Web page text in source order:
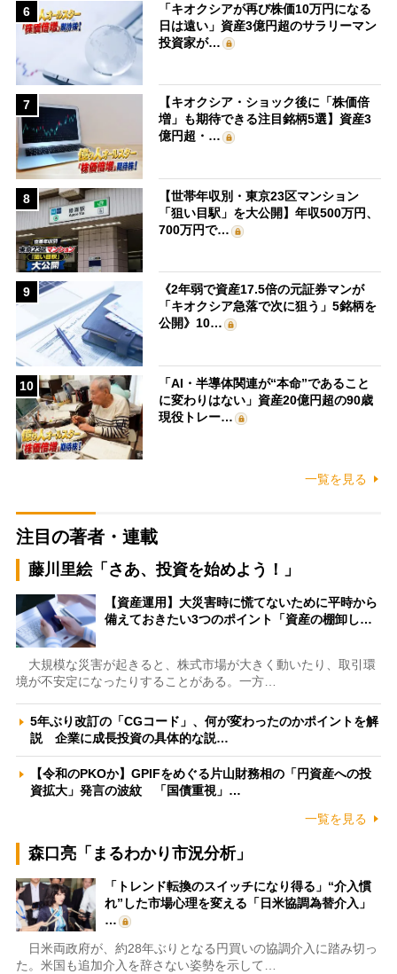
6
「キオクシアが再び株価10万円になる
日は遠い」資産3億円超のサラリーマン
投資家が…
7
【キオクシア・ショック後に「株価倍
増」も期待できる注目銘柄5選】資産3
億円超・…
8
【世帯年収別・東京23区マンション
「狙い目駅」を大公開】年収500万円、
700万円で…
9
《2年弱で資産17.5倍の元証券マンが
「キオクシア急落で次に狙う」5銘柄を
公開》10…
10
「AI・半導体関連が“本命”であること
に変わりはない」資産20億円超の90歳
現役トレー…
一覧を見る
注目の著者・連載
藤川里絵「さあ、投資を始めよう！」
【資産運用】大災害時に慌てないために平時から
備えておきたい3つのポイント「資産の棚卸し…
大規模な災害が起きると、株式市場が大きく動いたり、取引環
境が不安定になったりすることがある。一方…
5年ぶり改訂の「CGコード」、何が変わったのかポイントを解
説 企業に成長投資の具体的な説…
【令和のPKOか】GPIFをめぐる片山財務相の「円資産への投
資拡大」発言の波紋 「国債重視」…
一覧を見る
森口亮「まるわかり市況分析」
「トレンド転換のスイッチになり得る」“介入慣
れ”した市場心理を変える「日米協調為替介入」
…
日米両政府が、約28年ぶりとなる円買いの協調介入に踏み切っ
た。米国も追加介入を辞さない姿勢を示して…